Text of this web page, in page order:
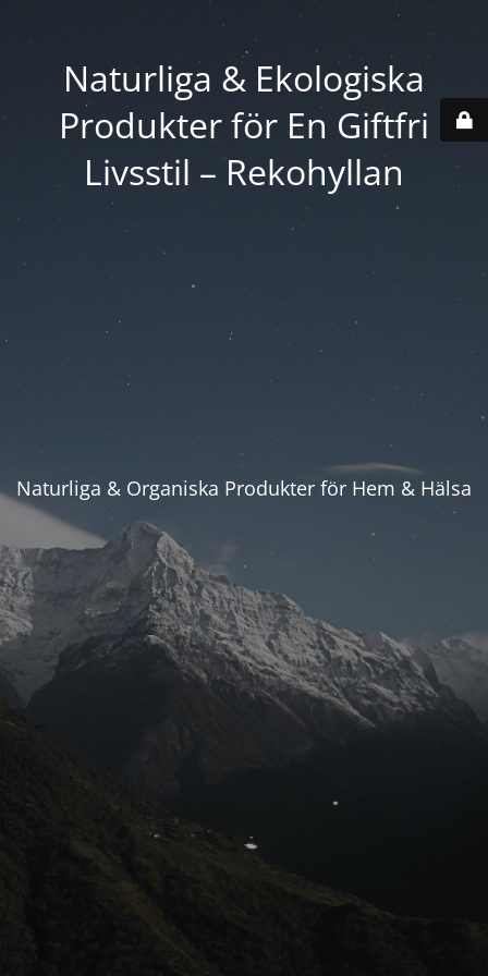
Naturliga & Ekologiska
Produkter för En Giftfri
Livsstil – Rekohyllan
Naturliga & Organiska Produkter för Hem & Hälsa